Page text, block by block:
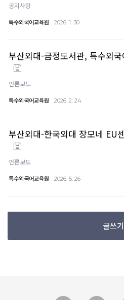
공지사항
특수외국어교육원 2026. 1. 30
부산외대-금정도서관, 특수외
언론보도
특수외국어교육원 2026. 2. 24
부산외대-한국외대 장모네 EU
언론보도
특수외국어교육원 2026. 5. 26
글쓰기